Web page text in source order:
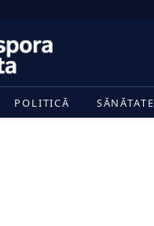
POLITICĂ SĂNĂTATE